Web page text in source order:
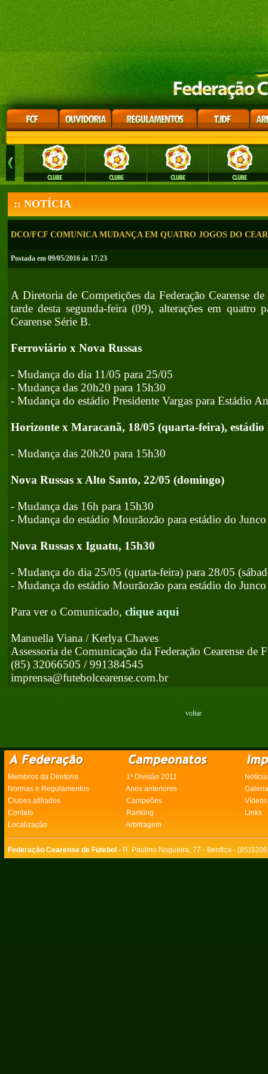
:: NOTÍCIA
DCO/FCF COMUNICA MUDANÇA EM QUATRO JOGOS DO
Postada em 09/05/2016 às 17:23
A Diretoria de Competições da Federação Cearense
tarde desta segunda-feira (09), alterações em quatro
Cearense Série B.
Ferroviário x Nova Russas
- Mudança do dia 11/05 para 25/05
- Mudança das 20h20 para 15h30
- Mudança do estádio Presidente Vargas para Estádio
Horizonte x Maracanã, 18/05 (quarta-feira), estádio
- Mudança das 20h20 para 15h30
Nova Russas x Alto Santo, 22/05 (domingo)
- Mudança das 16h para 15h30
- Mudança do estádio Mourãozão para estádio do Junco
Nova Russas x Iguatu, 15h30
- Mudança do dia 25/05 (quarta-feira) para 28/05
- Mudança do estádio Mourãozão para estádio do Junco
Para ver o Comunicado, clique aqui
Manuella Viana / Kerlya Chaves
Assessoria de Comunicação da Federação Cearense de
(85) 32066505 / 991384545
imprensa@futebolcearense.com.br
voltar
Membros da Diretoria 1ª Divisão 2011
Normas e Regulamentos
Anos anteriores
Clubes afiliados
Campeões
Vídeos
Contato
Ranking
Links
Localização
Arbitragem
Federação Cearense de Futebol - R. Paulino Nogueira, 77 - Benfica -